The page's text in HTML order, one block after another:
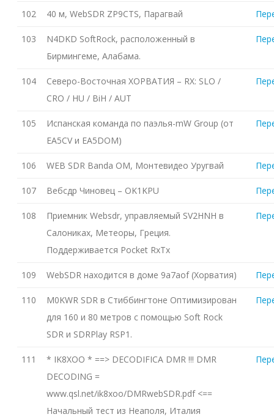
102 40 м, WebSDR ZP9CTS, Парагвай
103
N4DKD SoftRock, расположенный в
Бирмингеме, Алабама.
104
Северо-Восточная ХОРВАТИЯ – RX: SLO /
CRO / HU / BiH / AUT
105
Испанская команда по паэлья-mW Group (от
EA5CV и EA5DOM)
106 WEB SDR Banda OM, Монтевидео Уругвай
107 Вебсдр Чиновец – OK1KPU
108
Приемник Websdr, управляемый SV2HNH в
Салониках, Метеоры, Греция.
Поддерживается Pocket RxTx
109 WebSDR находится в доме 9a7aof (Хорватия)
110
M0KWR SDR в Стиббингтоне Оптимизирован
для 160 и 80 метров с помощью Soft Rock
SDR и SDRPlay RSP1.
111
* IK8XOO * ==> DECODIFICA DMR !!! DMR
DECODING =
www.qsl.net/ik8xoo/DMRwebSDR.pdf <==
Начальный тест из Неаполя, Италия